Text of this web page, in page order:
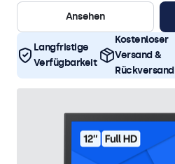
Ansehen
Langfristige
Verfügbarkeit
Kostenloser
Versand &
Rückversand